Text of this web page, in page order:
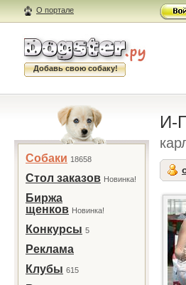
О портале
Добавь свою собаку!
Собаки 18658
Стол заказов Новинка!
Биржа
щенков Новинка!
Конкурсы 5
Реклама
Клубы 615
И-